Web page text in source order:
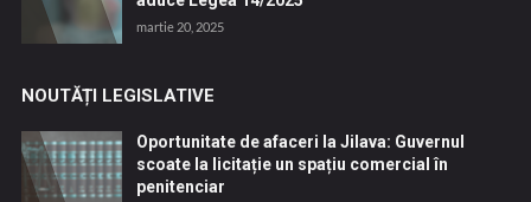
martie 20, 2025
NOUTĂȚI LEGISLATIVE
Oportunitate de afaceri la Jilava: Guvernul
scoate la licitație un spațiu comercial în
penitenciar